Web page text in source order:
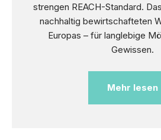
strengen REACH-Standard.
nachhaltig bewirtschafteten
Europas – für langlebige
Gewissen.
Mehr lesen